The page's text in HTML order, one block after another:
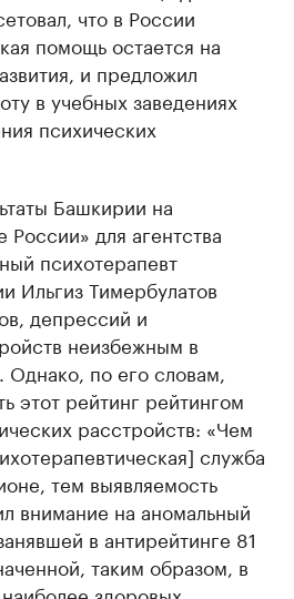
что в России
помощь остается на
и предложил
в учебных заведениях
психических
Башкирии на
России» для агентства
психотерапевт
Ильгиз Тимербулатов
депрессий и
неизбежным в
по его словам,
этот рейтинг рейтингом
расстройств: «Чем
служба
тем выявляемость
внимание на аномальный
в антирейтинге 81
таким образом, в